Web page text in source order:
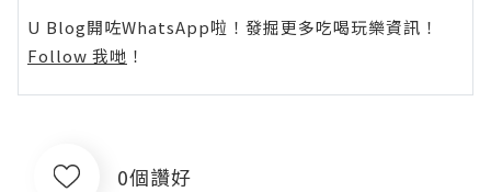
U Blog開咗WhatsApp啦！發掘更多吃喝玩樂資訊！
Follow 我哋 ！
0個讚好